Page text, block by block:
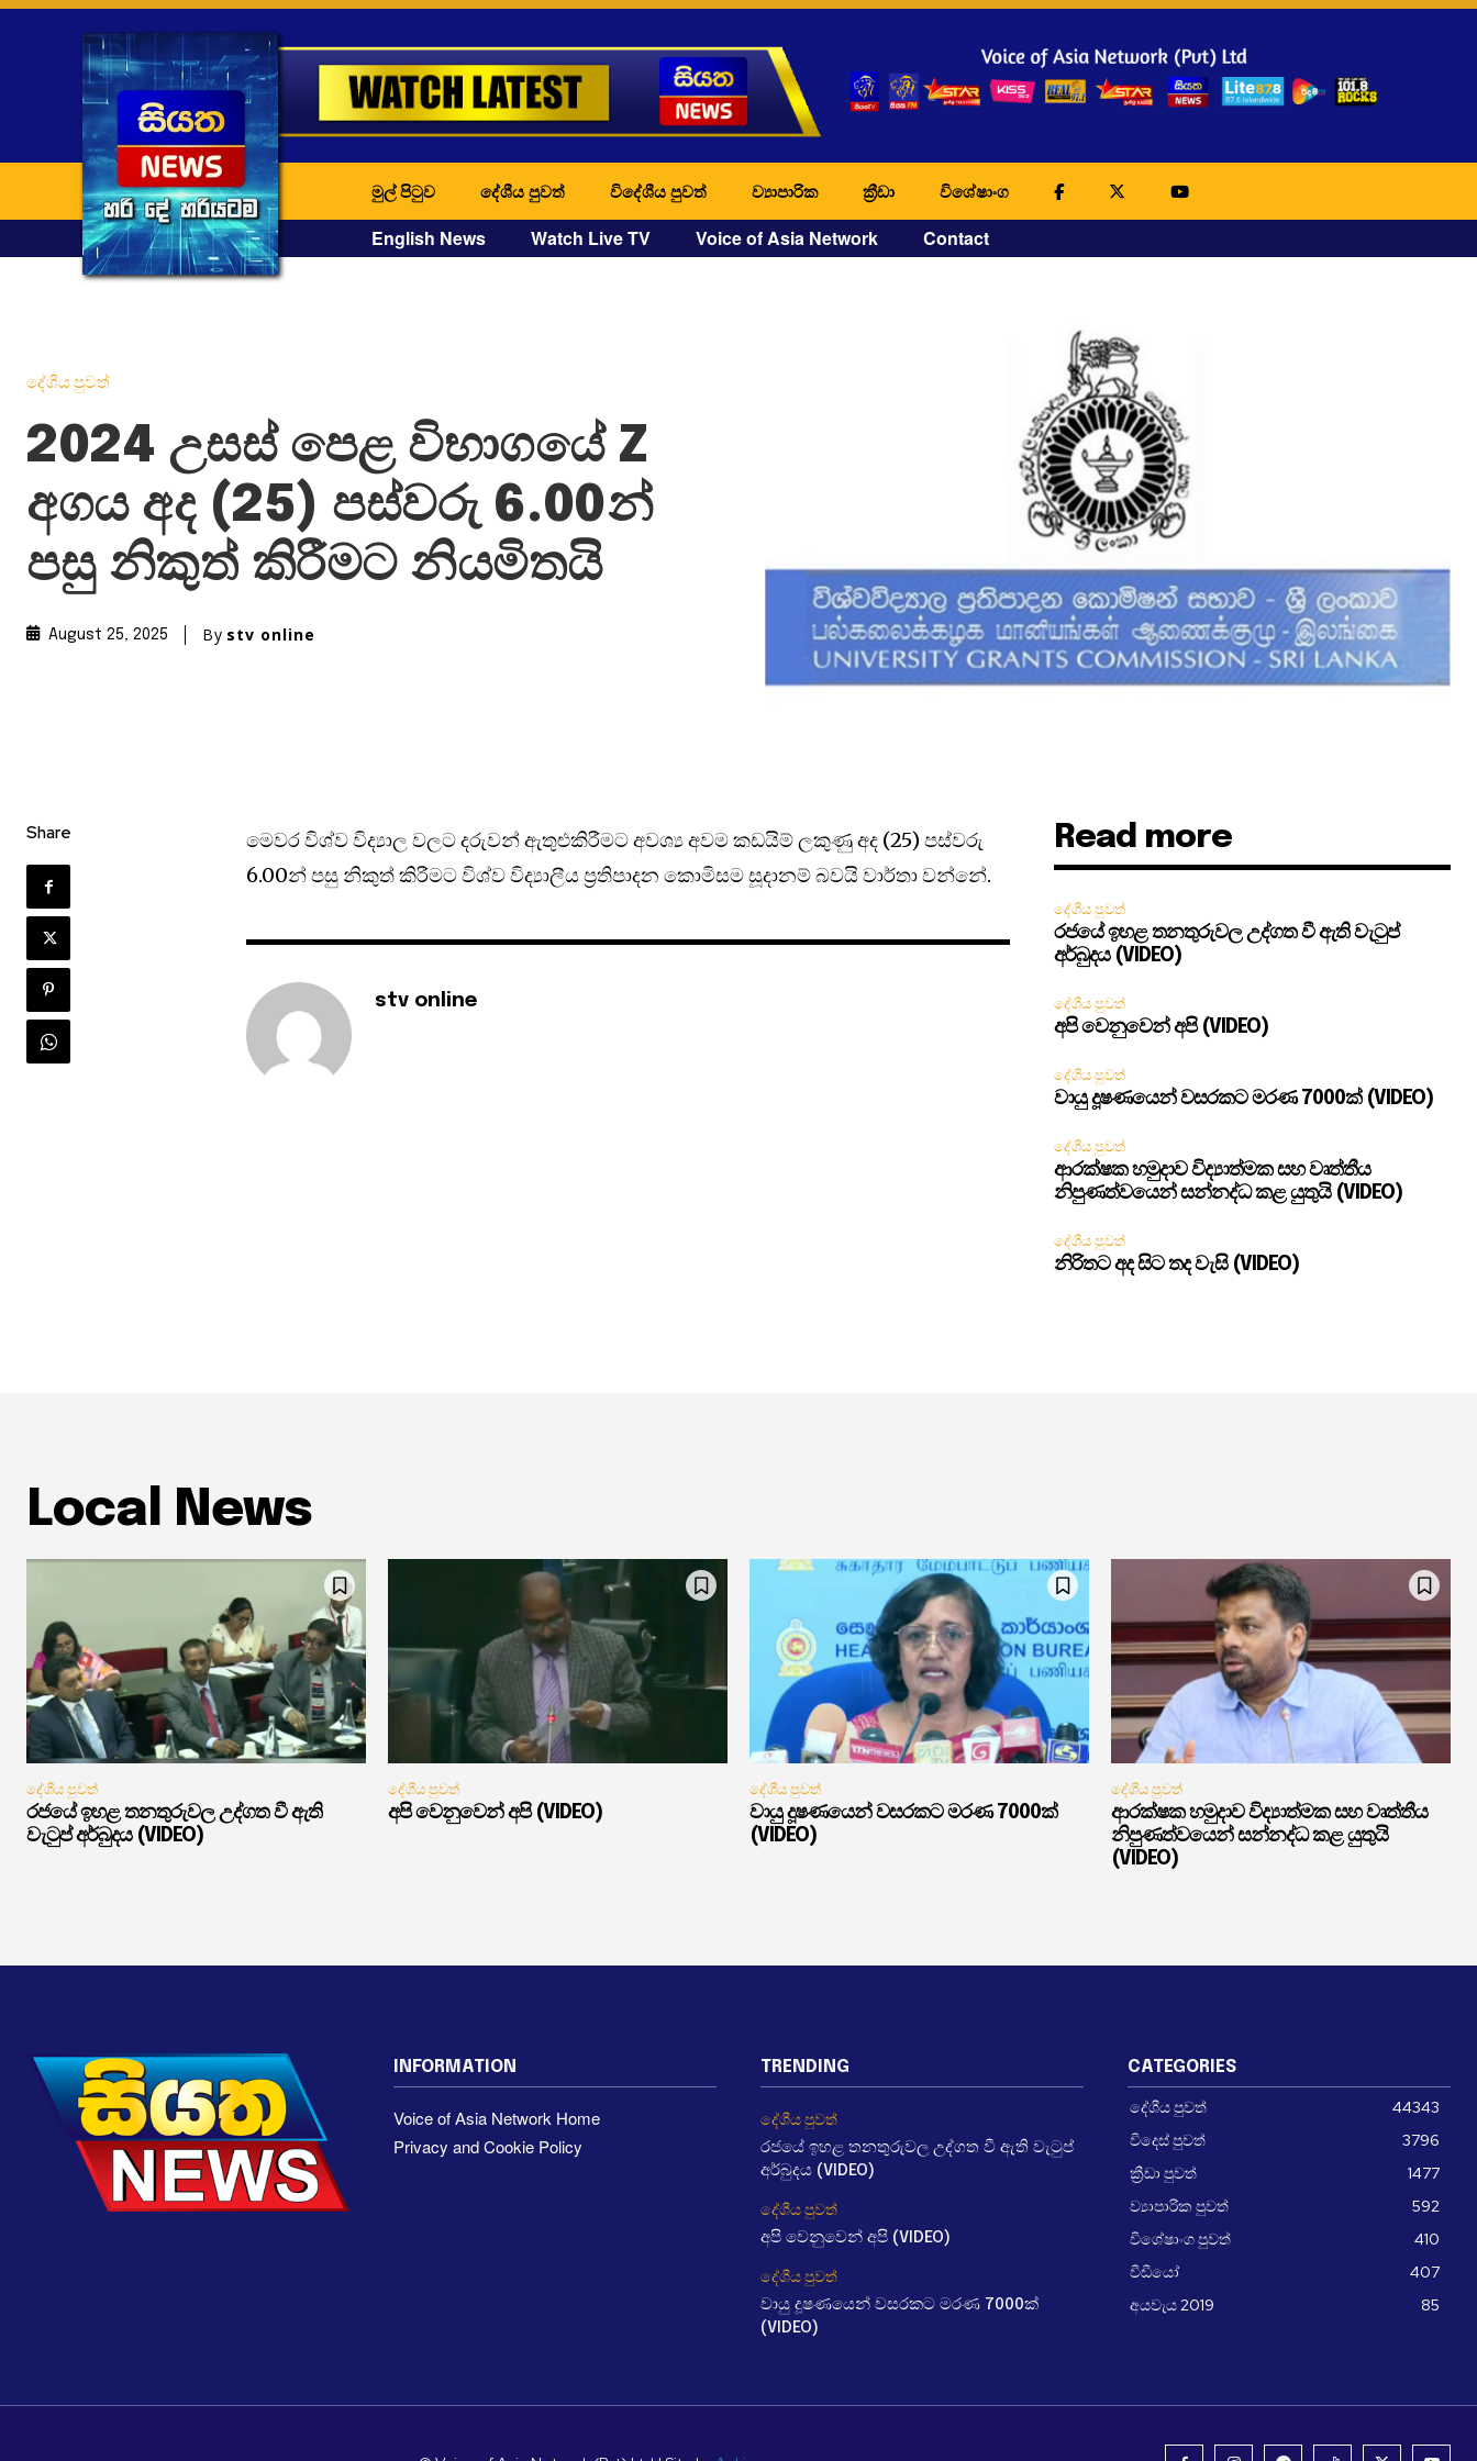
මුල් පිටුව දේශීය පුවත් විදේශීය පුවත් ව්‍යාපාරික ක්‍රීඩා විශේෂාංග
English News Watch Live TV Voice of Asia Network Contact
දේශීය පුවත්
2024 උසස් පෙළ විභාගයේ Z
අගය අද (25) පස්වරු 6.00න්
පසු නිකුත් කිරීමට නියමිතයි
August 25, 2025 By stv online
Share
මෙවර විශ්ව විද්‍යාල වලට දරුවන් ඇතුළුකිරීමට අවශ්‍ය අවම කඩයිම් ලකුණු අද (25) පස්වරු
6.00න් පසු නිකුත් කිරීමට විශ්ව විද්‍යාලීය ප්‍රතිපාදන කොමිසම සූදානම් බවයි වාර්තා වන්නේ.
stv online
Read more
දේශීය පුවත්
රජයේ ඉහළ තනතුරුවල උද්ගත වී ඇති වැටුප්
අර්බුදය (VIDEO)
දේශීය පුවත්
අපි වෙනුවෙන් අපි (VIDEO)
දේශීය පුවත්
වායු දූෂණයෙන් වසරකට මරණ 7000ක් (VIDEO)
දේශීය පුවත්
ආරක්ෂක හමුදාව විද්‍යාත්මක සහ වෘත්තීය
නිපුණත්වයෙන් සන්නද්ධ කළ යුතුයි (VIDEO)
දේශීය පුවත්
නිරිතට අද සිට තද වැසි (VIDEO)
Local News
දේශීය පුවත්
රජයේ ඉහළ තනතුරුවල උද්ගත වී ඇති
වැටුප් අර්බුදය (VIDEO)
දේශීය පුවත්
අපි වෙනුවෙන් අපි (VIDEO)
දේශීය පුවත්
වායු දූෂණයෙන් වසරකට මරණ 7000ක්
(VIDEO)
දේශීය පුවත්
ආරක්ෂක හමුදාව විද්‍යාත්මක සහ වෘත්තීය
නිපුණත්වයෙන් සන්නද්ධ කළ යුතුයි
(VIDEO)
INFORMATION
Voice of Asia Network Home
Privacy and Cookie Policy
TRENDING
දේශීය පුවත්
රජයේ ඉහළ තනතුරුවල උද්ගත වී ඇති වැටුප්
අර්බුදය (VIDEO)
දේශීය පුවත්
අපි වෙනුවෙන් අපි (VIDEO)
දේශීය පුවත්
වායු දූෂණයෙන් වසරකට මරණ 7000ක්
(VIDEO)
CATEGORIES
දේශීය පුවත්
44343
විදෙස් පුවත්
3796
ක්‍රීඩා පුවත්
1477
ව්‍යාපාරික පුවත්
592
විශේෂාංග පුවත්
410
වීඩීයෝ
407
අයවැය 2019
85